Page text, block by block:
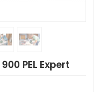
PEL Expert